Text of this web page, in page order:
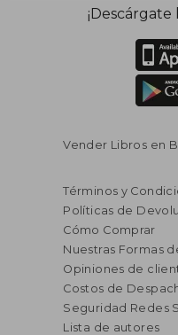
¡Descárgate
Vender Libros en
Términos y
Políticas de
Cómo Comprar
Nuestras Formas
Opiniones de
Costos de
Seguridad Redes
Lista de autores